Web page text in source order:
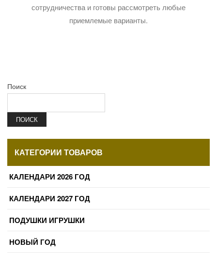
сотрудничества и готовы рассмотреть любые
приемлемые варианты.
Поиск
ПОИСК
КАТЕГОРИИ ТОВАРОВ
КАЛЕНДАРИ 2026 ГОД
КАЛЕНДАРИ 2027 ГОД
ПОДУШКИ ИГРУШКИ
НОВЫЙ ГОД